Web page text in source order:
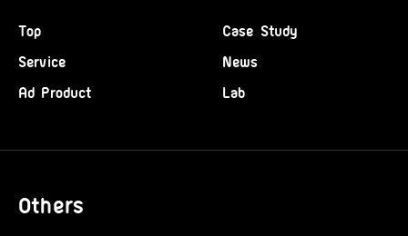
Top
Service
Ad Product
Case Study
News
Lab
Others